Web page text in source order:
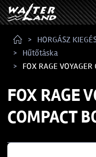
HORGÁSZ
Hűtőtáska
FOX RAGE
FOX RAGE
COMPACT